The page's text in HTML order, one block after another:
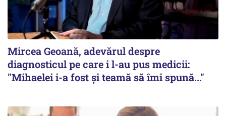
Mircea Geoană, adevărul despre
diagnosticul pe care i l-au pus medicii:
"Mihaelei i-a fost și teamă să îmi spună..."